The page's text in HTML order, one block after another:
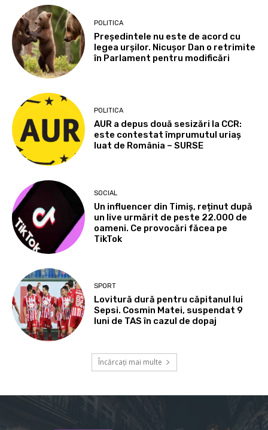
POLITICA
Președintele nu este de acord cu
legea urșilor. Nicușor Dan o retrimite
în Parlament pentru modificări
POLITICA
AUR a depus două sesizări la CCR:
este contestat împrumutul uriaș
luat de România – SURSE
SOCIAL
Un influencer din Timiș, reținut după
un live urmărit de peste 22.000 de
oameni. Ce provocări făcea pe
TikTok
SPORT
Lovitură dură pentru căpitanul lui
Sepsi. Cosmin Matei, suspendat 9
luni de TAS în cazul de dopaj
Încărcați mai multe